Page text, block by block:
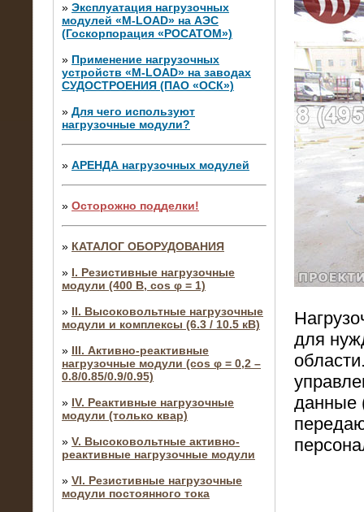
» Эксплуатация нагрузочных
модулей «M-LOAD» на АЭС
(Госкорпорация «РОСАТОМ»)
» Применение нагрузочных
устройств «M-LOAD» на заводах
СУДОСТРОЕНИЯ (ПАО «ОСК»)
» Для чего используют
нагрузочные модули?
» АРЕНДА нагрузочных модулей
» Осторожно подделки!
» КАТАЛОГ ОБОРУДОВАНИЯ
» I. Резистивные нагрузочные
модули (400 В, cos φ = 1)
» II. Высоковольтные нагрузочные
модули и комплексы (6.3 / 10.5 кВ)
» III. Активно-реактивные
нагрузочные модули (cos φ = 0,2 –
0.8/0.85/0.9/0.95)
» IV. Реактивные нагрузочные
модули (только квар)
» V. Высоковольтные активно-
реактивные нагрузочные модули
» VI. Резистивные нагрузочные
модули постоянного тока
для
данные